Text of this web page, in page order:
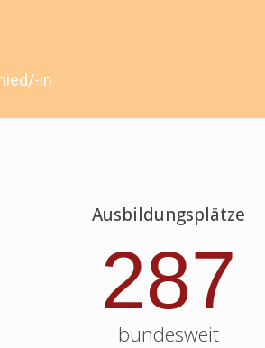
in
Ausbildungsplätze
287
bundesweit